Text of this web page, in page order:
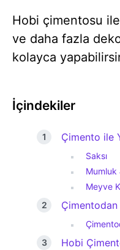
Hobi çimentosu
ve daha fazla
kolayca
İçindekiler
Çimento ile
Saksı
Mumluk
Meyve
Çimentodan
Hobi